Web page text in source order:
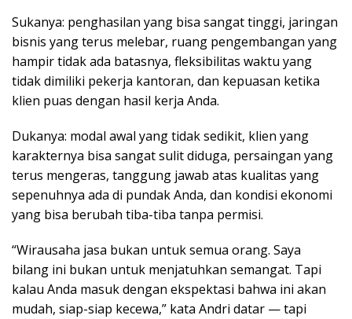
Sukanya: penghasilan yang bisa sangat tinggi, jaringan
bisnis yang terus melebar, ruang pengembangan yang
hampir tidak ada batasnya, fleksibilitas waktu yang
tidak dimiliki pekerja kantoran, dan kepuasan ketika
klien puas dengan hasil kerja Anda.
Dukanya: modal awal yang tidak sedikit, klien yang
karakternya bisa sangat sulit diduga, persaingan yang
terus mengeras, tanggung jawab atas kualitas yang
sepenuhnya ada di pundak Anda, dan kondisi ekonomi
yang bisa berubah tiba-tiba tanpa permisi.
“Wirausaha jasa bukan untuk semua orang. Saya
bilang ini bukan untuk menjatuhkan semangat. Tapi
kalau Anda masuk dengan ekspektasi bahwa ini akan
mudah, siap-siap kecewa,” kata Andri datar — tapi